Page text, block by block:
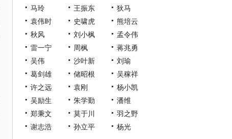
马玲
王振东
狄马
袁伟时
史啸虎
熊培云
秋风
刘小枫
孟令伟
雷一宁
周枫
蒋兆勇
吴伟
沙叶新
刘瑜
葛剑雄
储昭根
吴稼祥
许之远
袁刚
杨小凯
吴励生
朱学勤
潘维
郑秉文
莫于川
羽之野
谢志浩
孙立平 杨光